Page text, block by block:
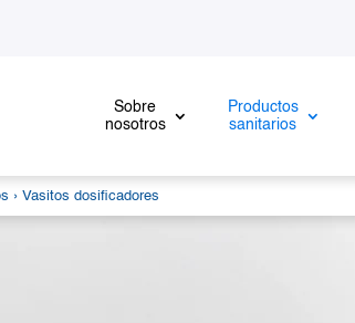
Sobre
nosotros
Productos
sanitarios
› Vasitos dosificadores